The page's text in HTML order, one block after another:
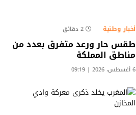
أخبار وطنية 2 دقائق
طقس حار ورعد متفرق بعدد من
مناطق المملكة
6 أغسطس، 2026 | 09:19